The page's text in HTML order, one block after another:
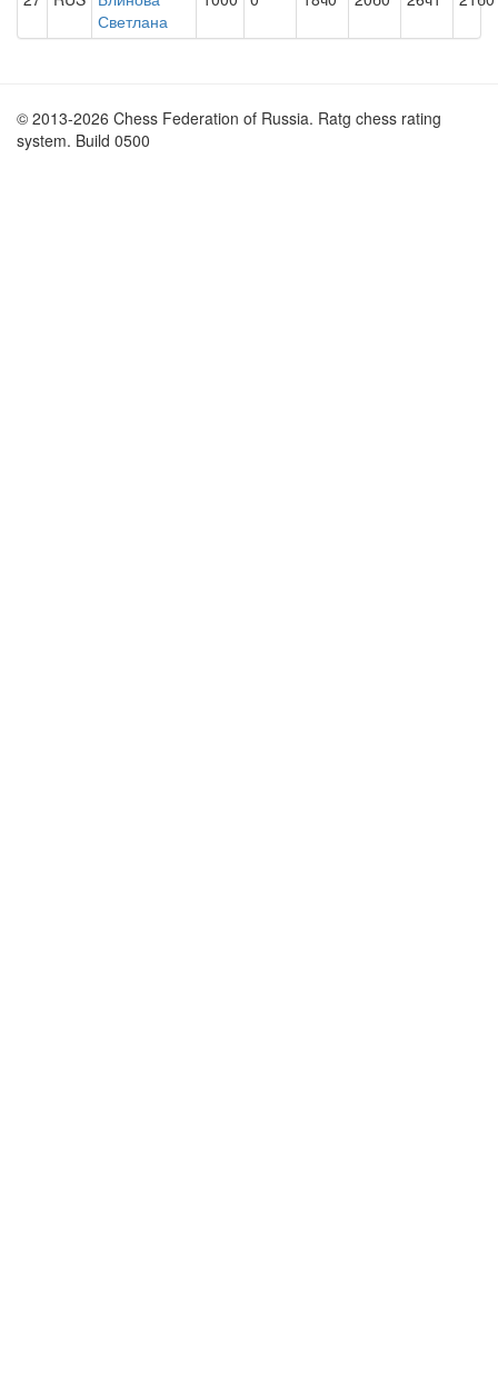
Светлана
© 2013-2026 Chess Federation of Russia. Ratg chess rating
system. Build 0500